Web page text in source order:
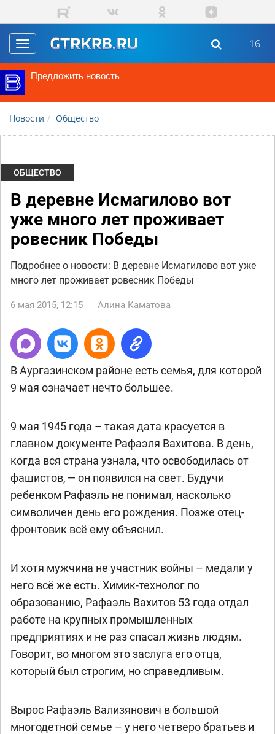
Перейти к основному содержанию
Toggle
navigation
16+
Предложить новость
Новости Общество
ОБЩЕСТВО
В деревне Исмагилово вот
уже много лет проживает
ровесник Победы
Подробнее о новости: В деревне Исмагилово вот уже
много лет проживает ровесник Победы
6 мая 2015, 12:15 Алина Каматова
В Аургазинском районе есть семья, для которой
9 мая означает нечто большее.
9 мая 1945 года – такая дата красуется в
главном документе Рафаэля Вахитова. В день,
когда вся страна узнала, что освободилась от
фашистов, — он появился на свет. Будучи
ребенком Рафаэль не понимал, насколько
символичен день его рождения. Позже отец-
фронтовик всё ему объяснил.
И хотя мужчина не участник войны – медали у
него всё же есть. Химик-технолог по
образованию, Рафаэль Вахитов 53 года отдал
работе на крупных промышленных
предприятиях и не раз спасал жизнь людям.
Говорит, во многом это заслуга его отца,
который был строгим, но справедливым.
Вырос Рафаэль Вализянович в большой
многодетной семье – у него четверо братьев и